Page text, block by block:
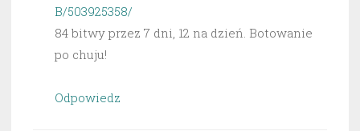
B/503925358/
84 bitwy przez 7 dni, 12 na dzień. Botowanie
po chuju!
Odpowiedz